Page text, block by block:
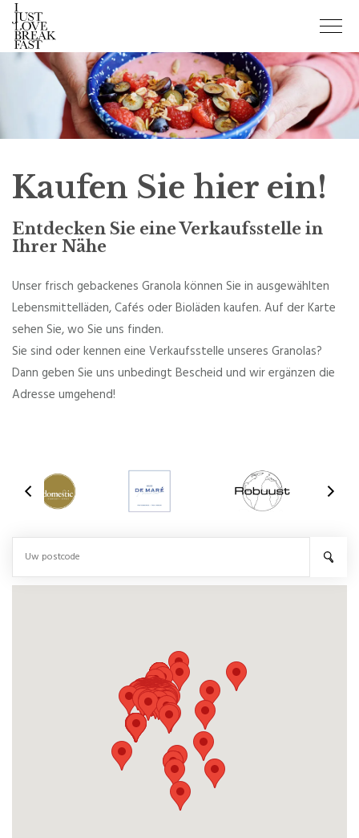
Kaufen Sie hier ein!
Entdecken Sie eine Verkaufsstelle in
Ihrer Nähe
Unser frisch gebackenes Granola können Sie in ausgewählten
Lebensmittelläden, Cafés oder Bioläden kaufen. Auf der Karte
sehen Sie, wo Sie uns finden.
Sie sind oder kennen eine Verkaufsstelle unseres Granolas?
Dann geben Sie uns unbedingt Bescheid und wir ergänzen die
Adresse umgehend!